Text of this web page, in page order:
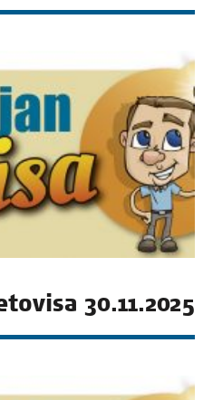
30.11.2025